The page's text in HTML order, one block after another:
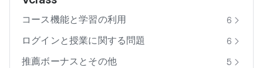
コース機能と学習の利用 6
ログインと授業に関する問題 6
推薦ボーナスとその他 5